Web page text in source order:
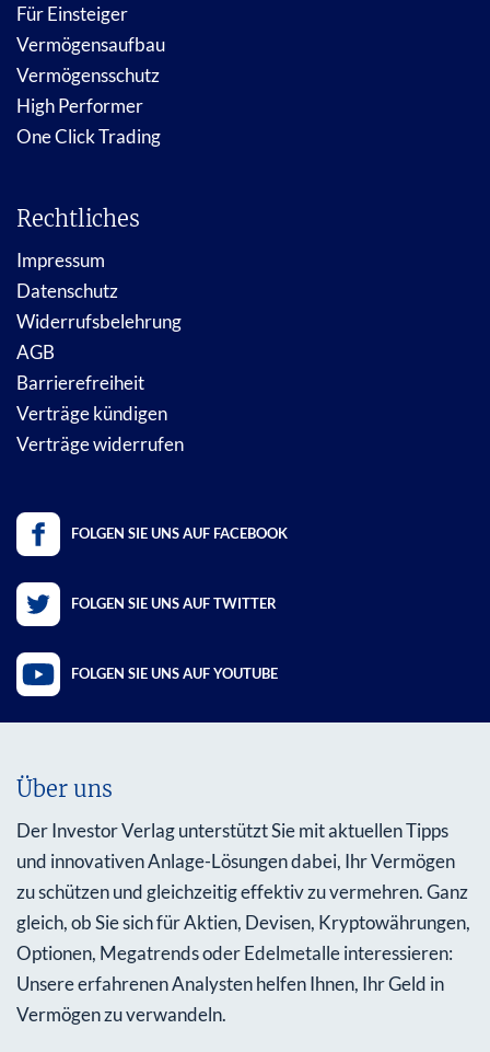
Für Einsteiger
Vermögensaufbau
Vermögensschutz
High Performer
One Click Trading
Rechtliches
Impressum
Datenschutz
Widerrufsbelehrung
AGB
Barrierefreiheit
Verträge kündigen
Verträge widerrufen
FOLGEN SIE UNS AUF FACEBOOK
FOLGEN SIE UNS AUF TWITTER
FOLGEN SIE UNS AUF YOUTUBE
Über uns
Der Investor Verlag unterstützt Sie mit aktuellen Tipps
und innovativen Anlage-Lösungen dabei, Ihr Vermögen
zu schützen und gleichzeitig effektiv zu vermehren. Ganz
gleich, ob Sie sich für Aktien, Devisen, Kryptowährungen,
Optionen, Megatrends oder Edelmetalle interessieren:
Unsere erfahrenen Analysten helfen Ihnen, Ihr Geld in
Vermögen zu verwandeln.